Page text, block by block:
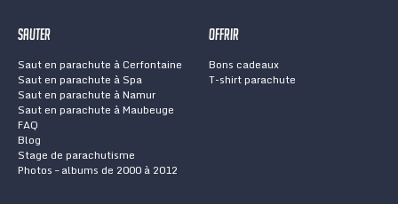
Sauter
Saut en parachute à Cerfontaine
Saut en parachute à Spa
Saut en parachute à Namur
Saut en parachute à Maubeuge
FAQ
Blog
Stage de parachutisme
Photos – albums de 2000 à 2012
Offrir
Bons cadeaux
T-shirt parachute